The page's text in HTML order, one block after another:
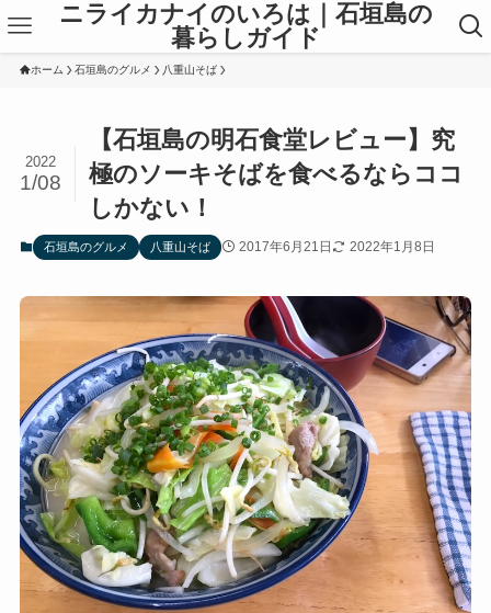
ニライカナイのいろは｜石垣島の
暮らしガイド
ホーム 石垣島のグルメ 八重山そば
【石垣島の明石食堂レビュー】究
極のソーキそばを食べるならココ
しかない！
2022
1/08
石垣島のグルメ 八重山そば 2017年6月21日 2022年1月8日